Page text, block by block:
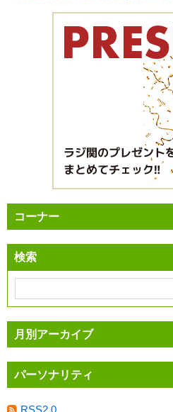
コーナー
検索
月別アーカイブ
パーソナリティ
RSS2.0